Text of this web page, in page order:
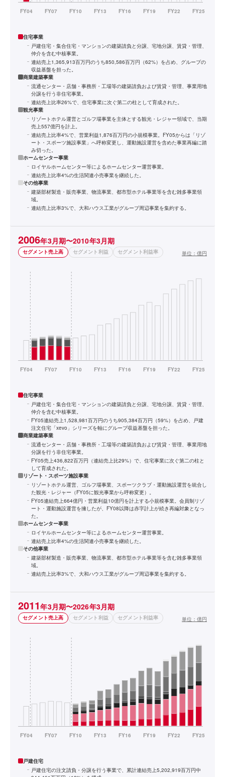
住宅事業
戸建住宅・集合住宅・マンションの建築請負と分譲、宅地分譲、賃貸・管理、
仲介を含む中核事業。
連結売上1,365,913百万円のうち850,586百万円（62%）を占め、グループの
収益基盤を担った。
商業建築事業
流通センター・店舗・事務所・工場等の建築請負および賃貸・管理、事業用地
分譲を行う非住宅事業。
連結売上比率26%で、住宅事業に次ぐ第二の柱として育成された。
観光事業
リゾートホテル運営とゴルフ場事業を主体とする観光・レジャー領域で、当期
売上557億円を計上。
連結売上比率4%で、営業利益1,876百万円の小規模事業。FY05からは「リゾ
ート・スポーツ施設事業」へ呼称変更し、運動施設運営を含めた事業再編に踏
み切った。
ホームセンター事業
ロイヤルホームセンター等によるホームセンター運営事業。
連結売上比率4%の生活関連小売事業を継続した。
その他事業
建築部材製造・販売事業、物流事業、都市型ホテル事業等を含む雑多事業領
域。
連結売上比率3%で、大和ハウス工業がグループ周辺事業を集約する。
2006年3月期〜2010年3月期
セグメント売上高 セグメント利益 セグメント利益率 単位： 億円
住宅事業
戸建住宅・集合住宅・マンションの建築請負と分譲、宅地分譲、賃貸・管理、
仲介を含む中核事業。
FY05連結売上1,528,981百万円のうち905,384百万円（59%）を占め、戸建
注文住宅「xevo」シリーズを軸にグループ収益基盤を担った。
商業建築事業
流通センター・店舗・事務所・工場等の建築請負および賃貸・管理、事業用地
分譲を行う非住宅事業。
FY05売上436,822百万円（連結売上比29%）で、住宅事業に次ぐ第二の柱と
して育成された。
リゾート・スポーツ施設事業
リゾートホテル運営、ゴルフ場事業、スポーツクラブ・運動施設運営を統合し
た観光・レジャー（FY05に観光事業から呼称変更）。
FY05連結売上664億円・営業利益10億円を計上する小規模事業。会員制リゾ
ート・運動施設運営を擁したが、FY08以降は赤字計上が続き再編対象となっ
た。
ホームセンター事業
ロイヤルホームセンター等によるホームセンター運営事業。
連結売上比率4%の生活関連小売事業を継続した。
その他事業
建築部材製造・販売事業、物流事業、都市型ホテル事業等を含む雑多事業領
域。
連結売上比率3%で、大和ハウス工業がグループ周辺事業を集約する。
2011年3月期〜2026年3月期
セグメント売上高 セグメント利益 セグメント利益率 単位： 億円
戸建住宅
戸建住宅の注文請負・分譲を行う事業で、累計連結売上5,202,919百万円中